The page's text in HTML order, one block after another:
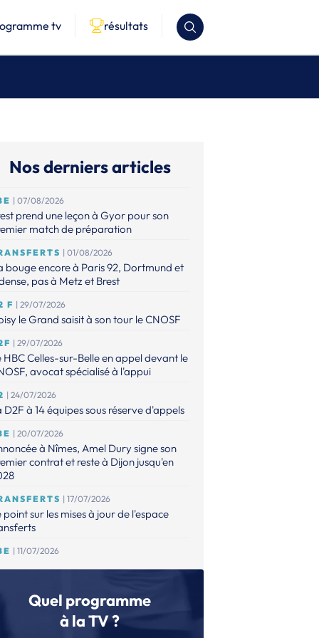
tv résultats
Nos derniers articles
| 07/08/2026
prend une leçon à Gyor pour son
match de préparation
| 01/08/2026
bouge encore à Paris 92, Dortmund et
pas à Metz et Brest
F | 29/07/2026
le Grand saisit à son tour le CNOSF
| 29/07/2026
HBC Celles-sur-Belle en appel devant le
avocat spécialisé à l'appui
| 24/07/2026
D2F à 14 équipes sous réserve d'appels
| 20/07/2026
à Nîmes, Amel Dury signe son
contrat et reste à Dijon jusqu'en
| 17/07/2026
point sur les mises à jour de l'espace
| 11/07/2026
Hvenfelt complète l'effectif brestois
LBE est complète, la D2F encore dans
de possibles appels
Quel programme
à la TV ?